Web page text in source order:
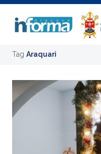
Tag Araquari